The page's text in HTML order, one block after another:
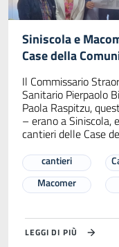
Siniscola e
Case della
Il Commissario
Sanitario Pierpaolo
Paola Raspitzu,
– erano a Siniscola,
cantieri delle Case
cantieri
Macomer
LEGGI DI PIÙ